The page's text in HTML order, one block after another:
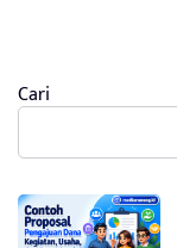
Cari